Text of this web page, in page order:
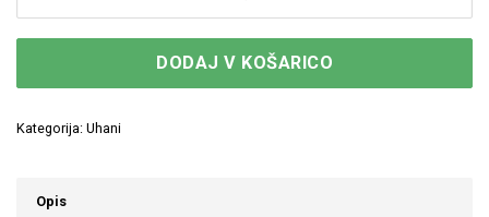
DODAJ V KOŠARICO
Kategorija: Uhani
Opis